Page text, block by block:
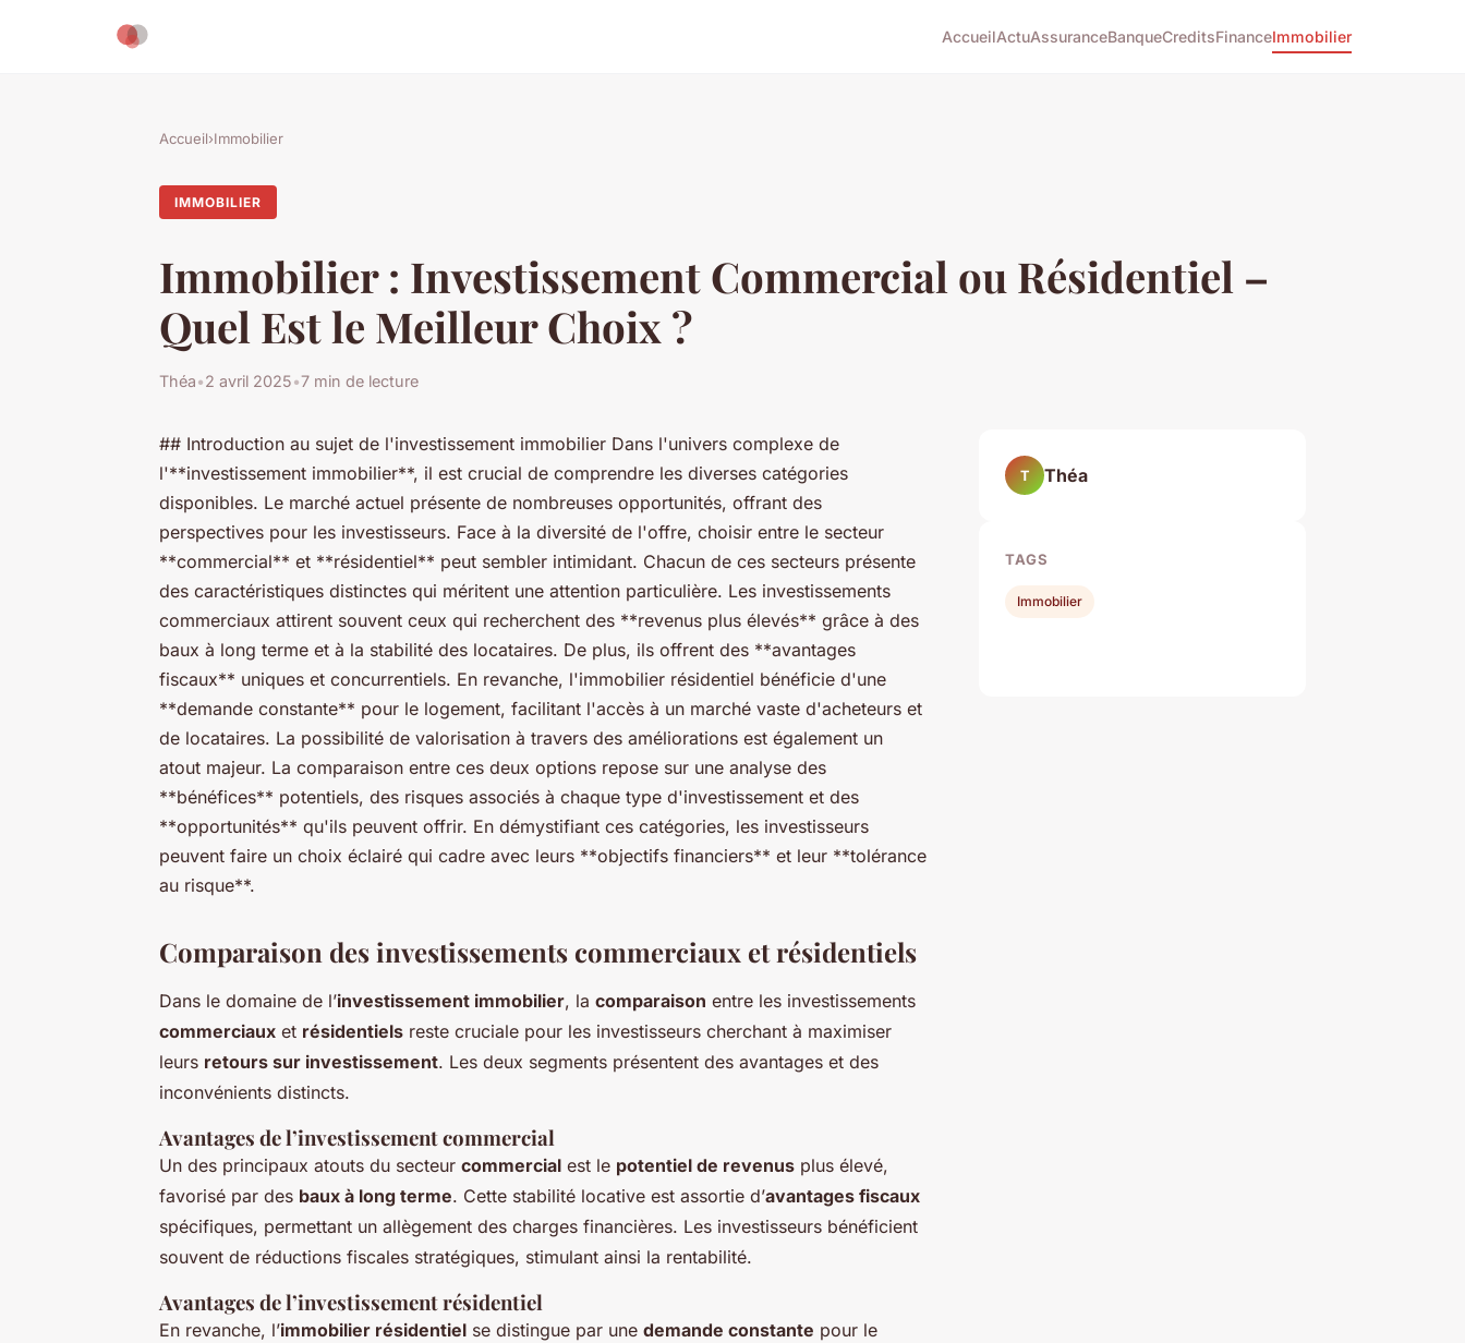
AccueilActuAssuranceBanqueCreditsFinanceImmobilier
Accueil›Immobilier
IMMOBILIER
Immobilier : Investissement Commercial ou Résidentiel –
Quel Est le Meilleur Choix ?
Théa•2 avril 2025•7 min de lecture
## Introduction au sujet de l'investissement immobilier Dans l'univers complexe de
l'**investissement immobilier**, il est crucial de comprendre les diverses catégories
disponibles. Le marché actuel présente de nombreuses opportunités, offrant des
perspectives pour les investisseurs. Face à la diversité de l'offre, choisir entre le secteur
**commercial** et **résidentiel** peut sembler intimidant. Chacun de ces secteurs présente
des caractéristiques distinctes qui méritent une attention particulière. Les investissements
commerciaux attirent souvent ceux qui recherchent des **revenus plus élevés** grâce à des
baux à long terme et à la stabilité des locataires. De plus, ils offrent des **avantages
fiscaux** uniques et concurrentiels. En revanche, l'immobilier résidentiel bénéficie d'une
**demande constante** pour le logement, facilitant l'accès à un marché vaste d'acheteurs et
de locataires. La possibilité de valorisation à travers des améliorations est également un
atout majeur. La comparaison entre ces deux options repose sur une analyse des
**bénéfices** potentiels, des risques associés à chaque type d'investissement et des
**opportunités** qu'ils peuvent offrir. En démystifiant ces catégories, les investisseurs
peuvent faire un choix éclairé qui cadre avec leurs **objectifs financiers** et leur **tolérance
au risque**.
Comparaison des investissements commerciaux et résidentiels
Dans le domaine de l’investissement immobilier, la comparaison entre les investissements
commerciaux et résidentiels reste cruciale pour les investisseurs cherchant à maximiser
leurs retours sur investissement. Les deux segments présentent des avantages et des
inconvénients distincts.
Avantages de l’investissement commercial
Un des principaux atouts du secteur commercial est le potentiel de revenus plus élevé,
favorisé par des baux à long terme. Cette stabilité locative est assortie d’avantages fiscaux
spécifiques, permettant un allègement des charges financières. Les investisseurs bénéficient
souvent de réductions fiscales stratégiques, stimulant ainsi la rentabilité.
Avantages de l’investissement résidentiel
En revanche, l’immobilier résidentiel se distingue par une demande constante pour le
T Théa
TAGS
Immobilier